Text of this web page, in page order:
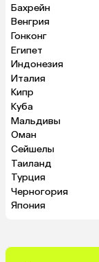
Бахрейн
Венгрия
Гонконг
Египет
Индонезия
Италия
Кипр
Куба
Мальдивы
Оман
Сейшелы
Таиланд
Турция
Черногория
Япония